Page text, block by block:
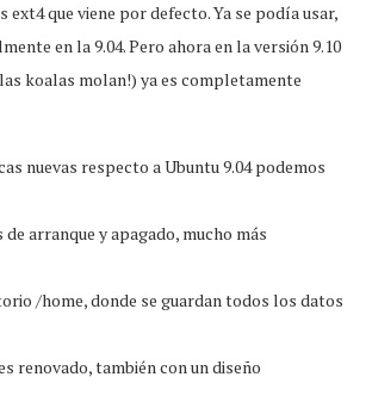
ext4 que viene por defecto. Ya se podía usar,
en la 9.04. Pero ahora en la versión 9.10
koalas molan!) ya es completamente
nuevas respecto a Ubuntu 9.04 podemos
arranque y apagado, mucho más
/home, donde se guardan todos los datos
renovado, también con un diseño